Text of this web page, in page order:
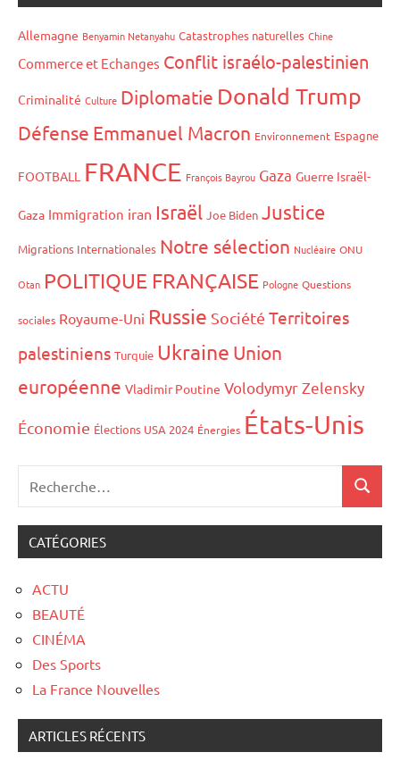
Allemagne Benyamin Netanyahu Catastrophes naturelles Chine
Commerce et Echanges Conflit israélo-palestinien
Criminalité Culture Diplomatie Donald Trump
Défense Emmanuel Macron Environnement Espagne
FOOTBALL FRANCE François Bayrou Gaza Guerre Israël-
Gaza Immigration iran Israël Joe Biden Justice
Migrations Internationales Notre sélection Nucléaire ONU
Otan POLITIQUE FRANÇAISE Pologne Questions
sociales Royaume-Uni Russie Société Territoires
palestiniens Turquie Ukraine Union
européenne Vladimir Poutine Volodymyr Zelensky
Économie Élections USA 2024 Énergies États-Unis
CATÉGORIES
ACTU
BEAUTÉ
CINÉMA
Des Sports
La France Nouvelles
ARTICLES RÉCENTS